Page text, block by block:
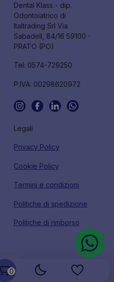
0
Dental Klass - dip.
Odontoiatrico di
Italtrading Srl Via
Sabadell, 84/16 59100 -
PRATO (PO)
Tel: 0574-729250
P.IVA: 00298620972
Legali
Privacy Policy
Cookie Policy
Termini e condizioni
Politiche di spedizione
Politiche di rimborso